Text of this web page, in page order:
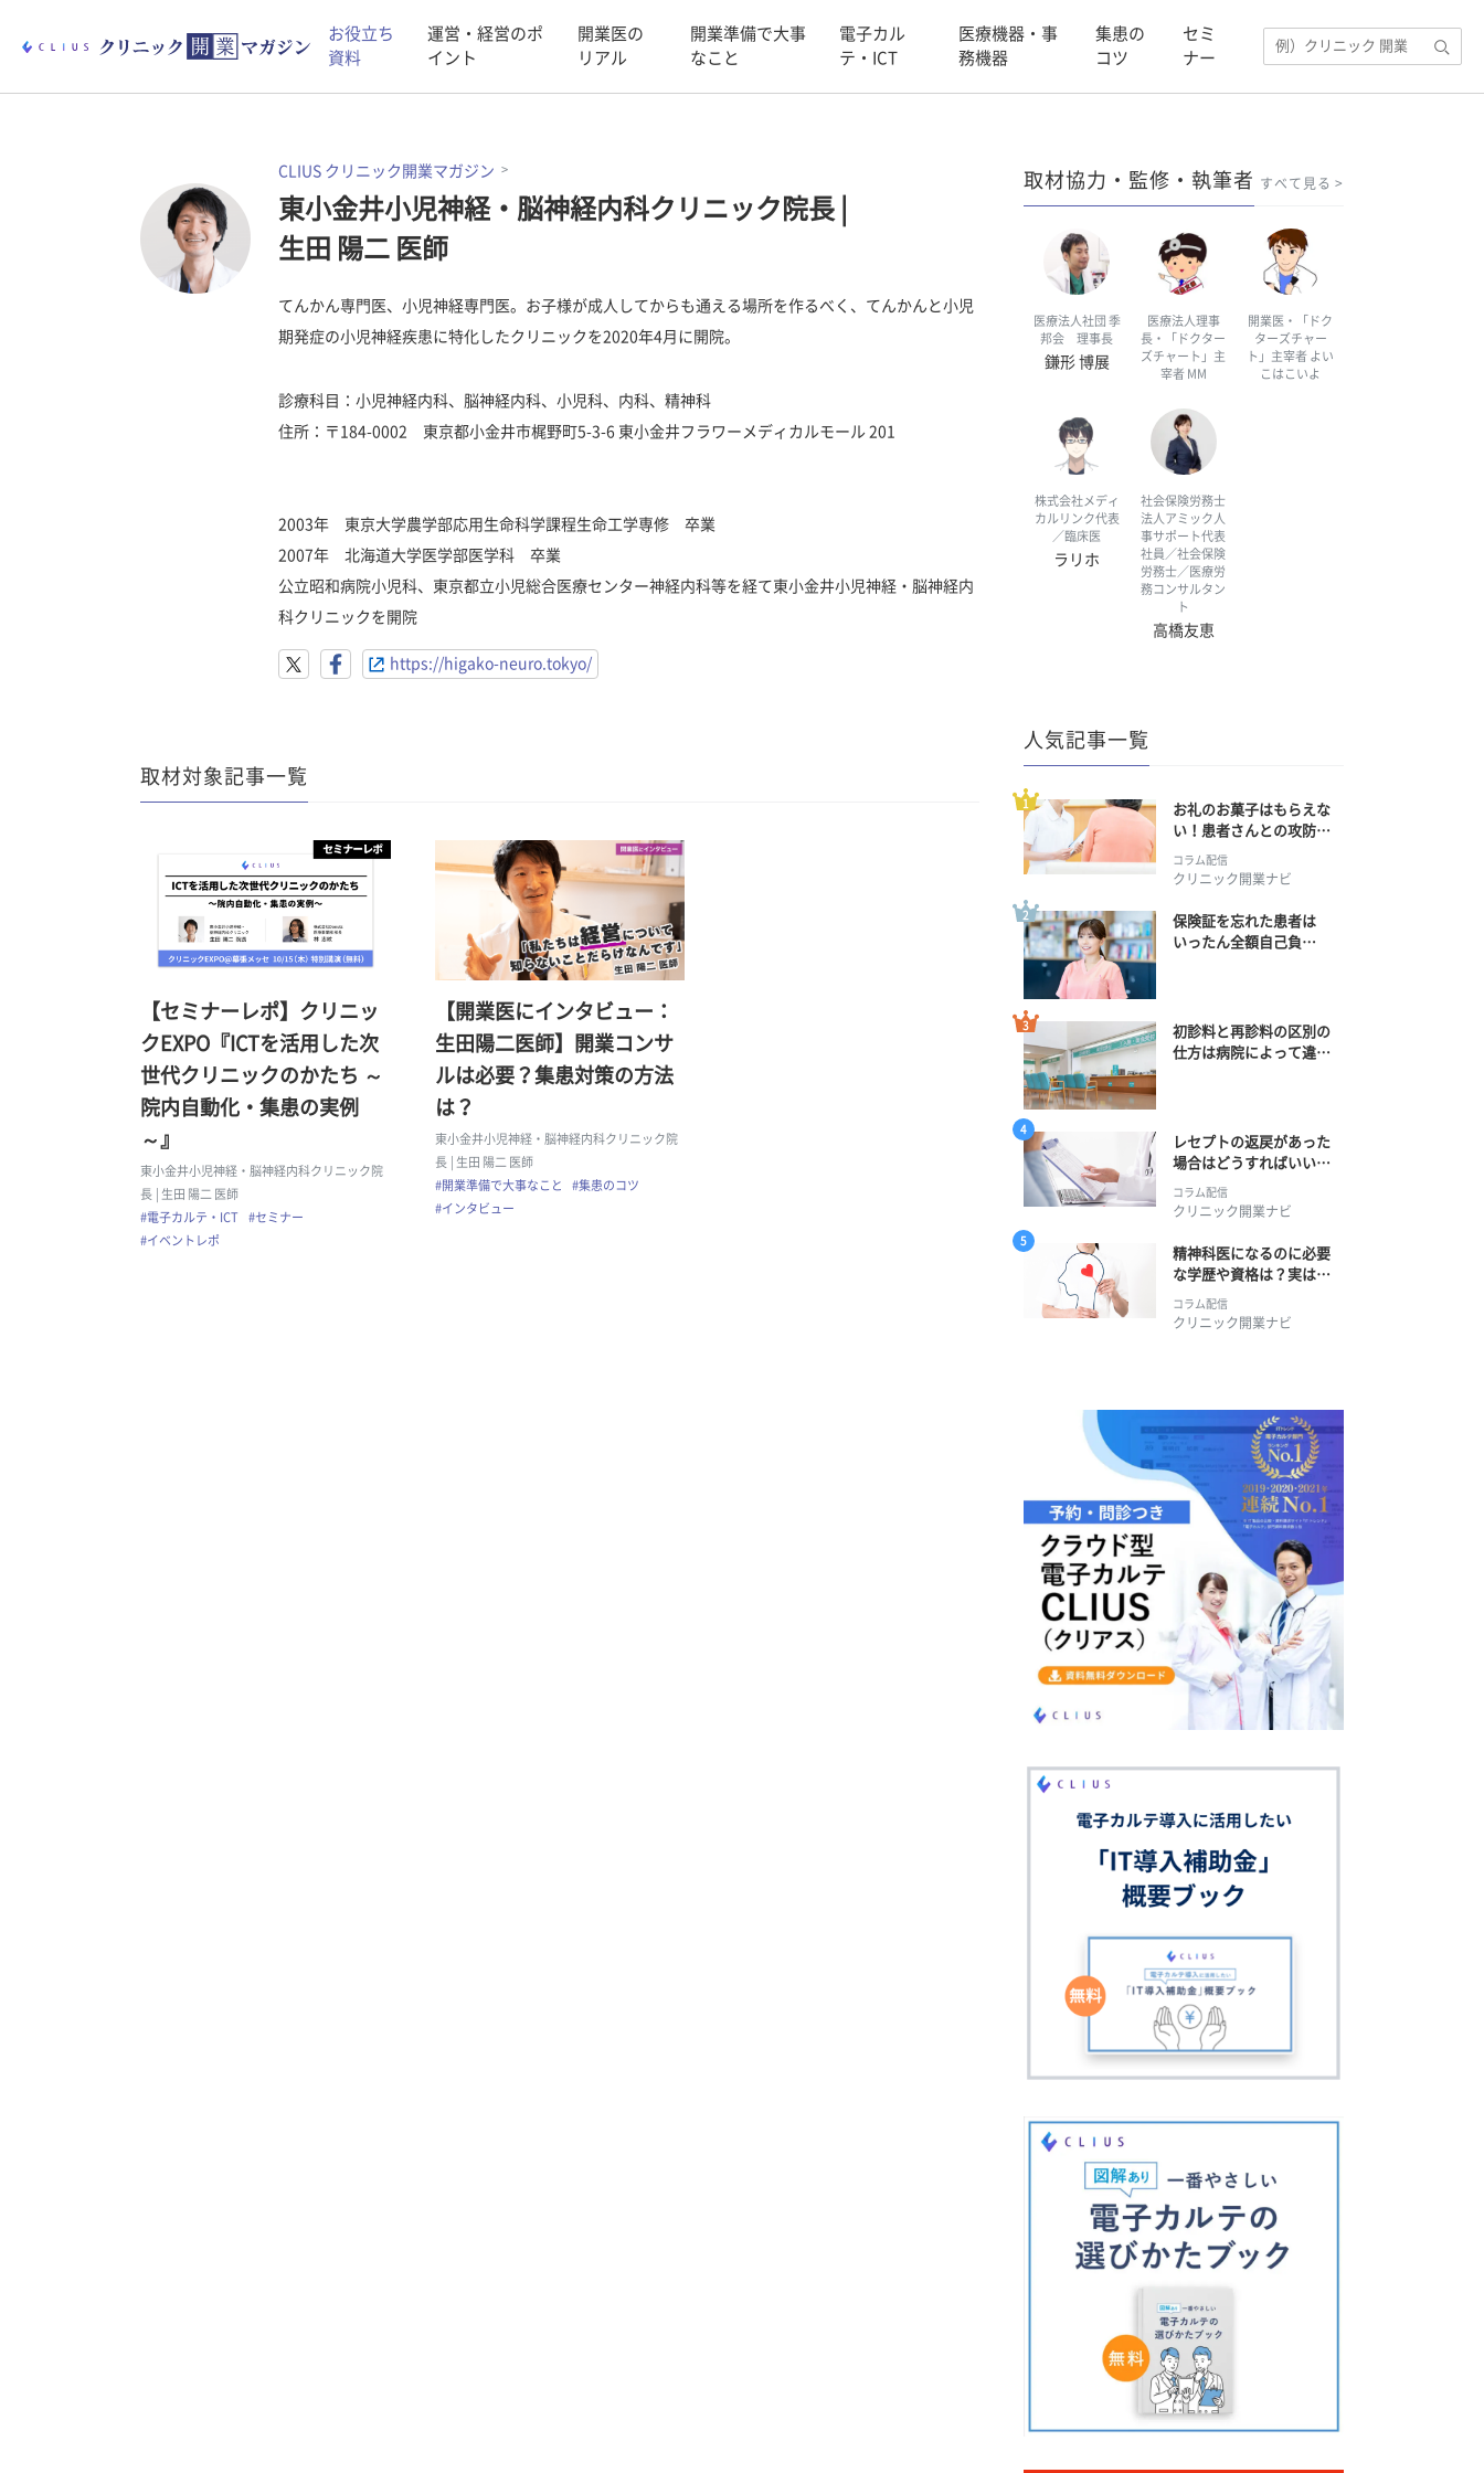
お役立ち
資料
運営・経営のポ
イント
開業医の
リアル
開業準備で大事
なこと
電子カル
テ・ICT
医療機器・事
務機器
集患の
コツ
セミ
ナー
CLIUS クリニック開業マガジン
東小金井小児神経・脳神経内科クリニック院長
生田 陽二 医師
てんかん専門医、小児神経専門医。お子様が成人してからも通える場所を作るべく、てんかんと小児
期発症の小児神経疾患に特化したクリニックを2020年4月に開院。
診療科目：小児神経内科、脳神経内科、小児科、内科、精神科
住所：〒184-0002 東京都小金井市梶野町5-3-6 東小金井フラワーメディカルモール 201
2003年 東京大学農学部応用生命科学課程生命工学専修 卒業
2007年 北海道大学医学部医学科 卒業
公立昭和病院小児科、東京都立小児総合医療センター神経内科等を経て東小金井小児神経・脳神経内
科クリニックを開院
https://higako-neuro.tokyo/
取材対象記事一覧
【セミナーレポ】クリニッ
クEXPO『ICTを活用した次
世代クリニックのかたち ～
院内自動化・集患の実例
～』
東小金井小児神経・脳神経内科クリニック院
長
| 生田 陽二 医師
#電子カルテ・ICT
#セミナー
#イベントレポ
【開業医にインタビュー：
生田陽二医師】開業コンサ
ルは必要？集患対策の方法
は？
東小金井小児神経・脳神経内科クリニック院
長
| 生田 陽二 医師
#開業準備で大事なこと
#集患のコツ
#インタビュー
取材協力・監修・執筆者 すべて見る
医療法人社団 季
邦会 理事長
鎌形 博展
医療法人理事
長・「ドクター
ズチャート」主
宰者 MM
開業医・「ドク
ターズチャー
ト」主宰者 よい
こはこいよ
株式会社メディ
カルリンク代表
／臨床医
ラリホ
社会保険労務士
法人アミック人
事サポート代表
社員／社会保険
労務士／医療労
務コンサルタン
ト
高橋友恵
人気記事一覧
お礼のお菓子はもらえな
い！患者さんとの攻防の
コラム配信
クリニック開業ナビ
保険証を忘れた患者は
いったん全額自己負
初診料と再診料の区別の
仕方は病院によって違
レセプトの返戻があった
場合はどうすればいい？
そのプロセスとは？
コラム配信
クリニック開業ナビ
精神科医になるのに必要
な学歴や資格は？実は学
士編入学からでも目指せ
る！
コラム配信
クリニック開業ナビ